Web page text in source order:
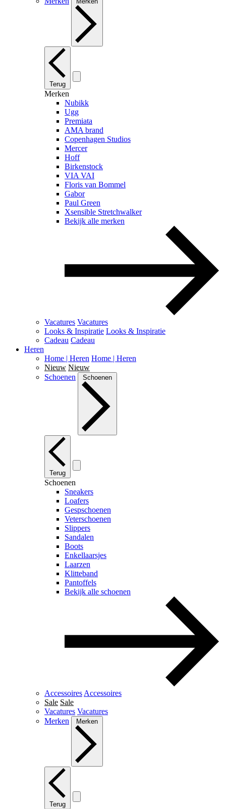
Terug
Merken
Nubikk
Ugg
Premiata
AMA brand
Copenhagen Studios
Mercer
Hoff
Birkenstock
VIA VAI
Floris van Bommel
Gabor
Paul Green
Xsensible Stretchwalker
Bekijk alle merken
Vacatures Vacatures
Looks & Inspiratie Looks & Inspiratie
Cadeau Cadeau
Heren
Home | Heren Home | Heren
Nieuw Nieuw
Schoenen
Schoenen
Terug
Schoenen
Sneakers
Loafers
Gespschoenen
Veterschoenen
Slippers
Sandalen
Boots
Enkellaarsjes
Laarzen
Klitteband
Pantoffels
Bekijk alle schoenen
Accessoires Accessoires
Sale Sale
Vacatures Vacatures
Merken
Merken
Terug